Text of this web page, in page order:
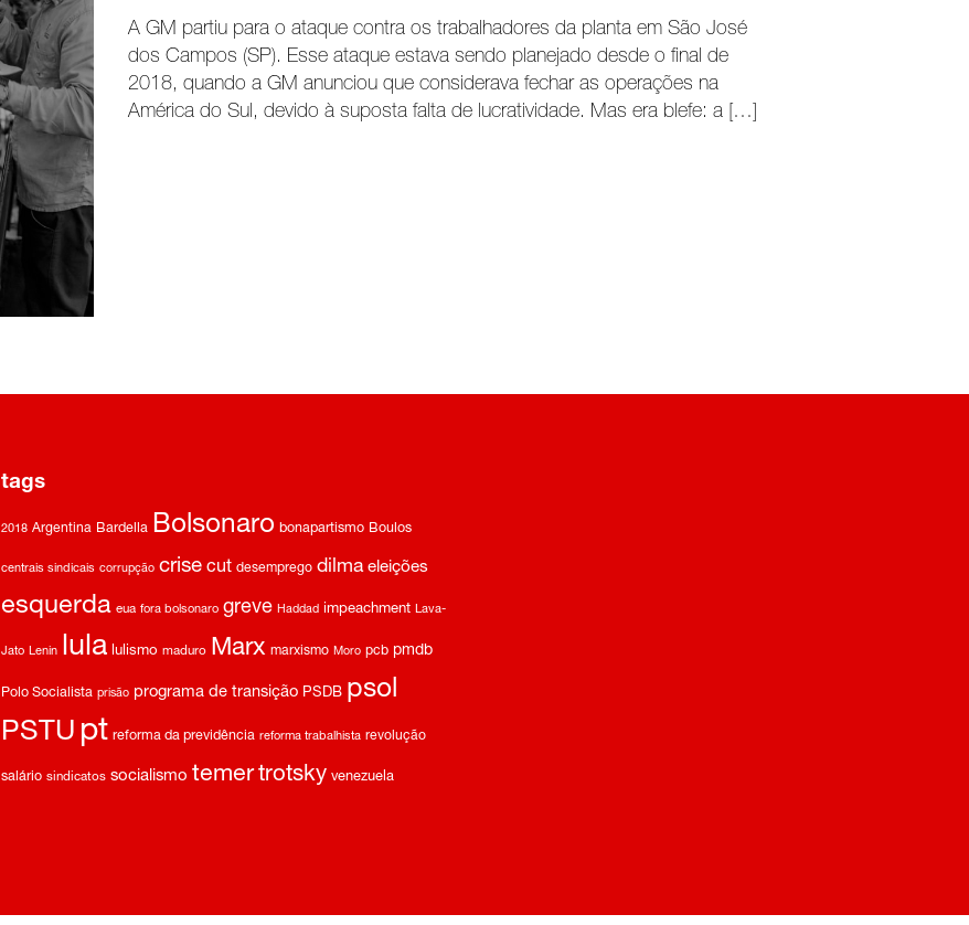
A GM partiu para o ataque contra os trabalhadores da planta em São José
dos Campos (SP). Esse ataque estava sendo planejado desde o final de
2018, quando a GM anunciou que considerava fechar as operações na
América do Sul, devido à suposta falta de lucratividade. Mas era blefe: a […]
tags
2018 Argentina Bardella Bolsonaro bonapartismo Boulos
centrais sindicais corrupção crise cut desemprego dilma eleições
esquerda eua fora bolsonaro greve Haddad impeachment Lava-
Jato Lenin lula lulismo maduro Marx marxismo Moro pcb pmdb
Polo Socialista prisão programa de transição PSDB psol
PSTU pt reforma da previdência reforma trabalhista revolução
salário sindicatos socialismo temer trotsky venezuela